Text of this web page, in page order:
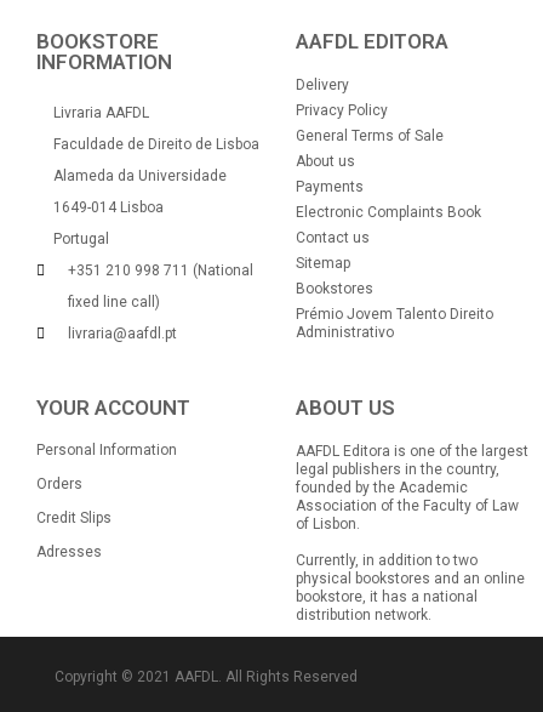
BOOKSTORE
INFORMATION
Livraria AAFDL
Faculdade de Direito de Lisboa
Alameda da Universidade
1649-014 Lisboa
Portugal
+351 210 998 711 (National
fixed line call)
livraria@aafdl.pt
AAFDL EDITORA
Delivery
Privacy Policy
General Terms of Sale
About us
Payments
Electronic Complaints Book
Contact us
Sitemap
Bookstores
Prémio Jovem Talento Direito
Administrativo
YOUR ACCOUNT
Personal Information
Orders
Credit Slips
Adresses
ABOUT US
AAFDL Editora is one of the largest
legal publishers in the country,
founded by the Academic
Association of the Faculty of Law
of Lisbon.
Currently, in addition to two
physical bookstores and an online
bookstore, it has a national
distribution network.
Copyright © 2021 AAFDL. All Rights Reserved